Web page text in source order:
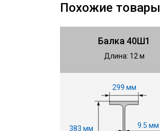
Похожие товары
Балка 40Ш1
Длина: 12 м
383 мм
299 мм
9.5 мм